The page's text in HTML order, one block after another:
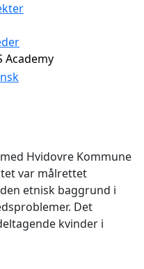
Academy
Hvidovre Kommune
var målrettet
etnisk baggrund i
Det
kvinder i